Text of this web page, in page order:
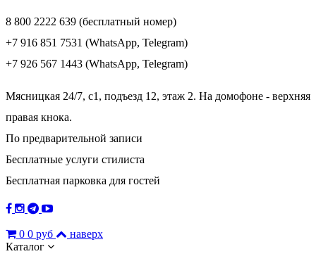
8 800 2222 639 (бесплатный номер)
+7 916 851 7531 (WhatsApp, Telegram)
+7 926 567 1443 (WhatsApp, Telegram)
Мясницкая 24/7, с1, подъезд 12, этаж 2. На домофоне - верхняя
правая кнока.
По предварительной записи
Бесплатные услуги стилиста
Бесплатная парковка для гостей
0 0 руб
наверх
Каталог